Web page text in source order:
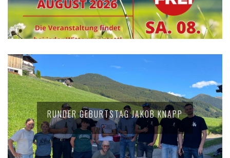
RUNDER GEBURTSTAG JAKOB KNAPP